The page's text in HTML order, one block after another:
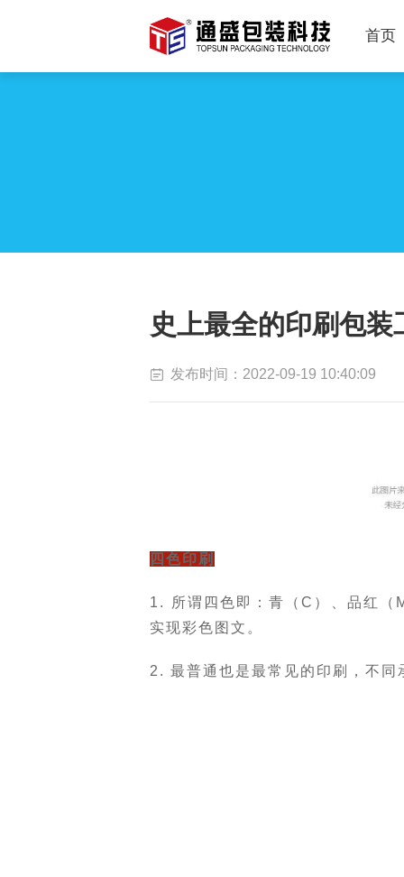
首页
史上最全的印刷包装
发布时间：2022-09-19 10:40:09
四色印刷
1. 所谓四色即：青（C）、品红（
实现彩色图文。
2. 最普通也是最常见的印刷，不